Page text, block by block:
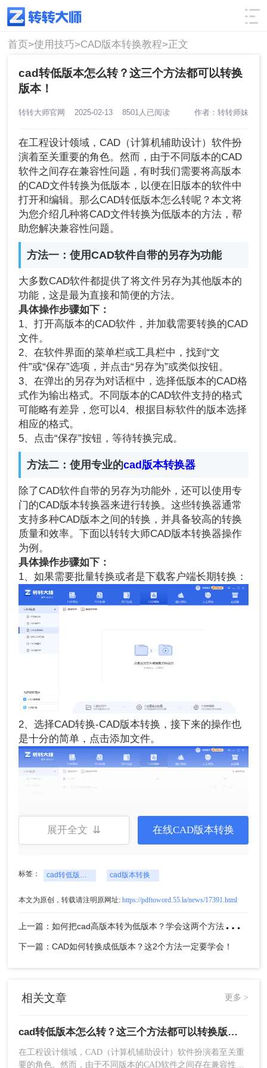
使用技巧 筛选
首页>使用技巧>CAD版本转换教程>正文
cad转低版本怎么转？这三个方法都可以转换
版本！
转转大师官网 2025-02-13 8501人已阅读 作者：转转师妹
在工程设计领域，CAD（计算机辅助设计）软件扮
演着至关重要的角色。然而，由于不同版本的CAD
软件之间存在兼容性问题，有时我们需要将高版本
的CAD文件转换为低版本，以便在旧版本的软件中
打开和编辑。那么CAD转低版本怎么转呢？本文将
为您介绍几种将CAD文件转换为低版本的方法，帮
助您解决兼容性问题。
方法一：使用CAD软件自带的另存为功能
大多数CAD软件都提供了将文件另存为其他版本的
功能，这是最为直接和简便的方法。
具体操作步骤如下：
1、打开高版本的CAD软件，并加载需要转换的CAD
文件。
2、在软件界面的菜单栏或工具栏中，找到“文
件”或“保存”选项，并点击“另存为”或类似按钮。
3、在弹出的另存为对话框中，选择低版本的CAD格
式作为输出格式。不同版本的CAD软件支持的格式
可能略有差异，您可以4、根据目标软件的版本选择
相应的格式。
5、点击“保存”按钮，等待转换完成。
方法二：使用专业的cad版本转换器
除了CAD软件自带的另存为功能外，还可以使用专
门的CAD版本转换器来进行转换。这些转换器通常
支持多种CAD版本之间的转换，并具备较高的转换
质量和效率。下面以转转大师CAD版本转换器操作
为例。
具体操作步骤如下：
1、如果需要批量转换或者是下载客户端长期转换：
2、选择CAD转换-CAD版本转换，接下来的操作也
是十分的简单，点击添加文件。
开始转换。
4、转换完成，点击打开文件夹即可查看。
展开全文 ⇊ 在线CAD版本转换
标签： cad转低版本怎么转 cad版本转换
本文为原创，转载请注明原网址: https://pdftoword.55.la/news/17391.html
上
一篇：如何把cad高版本转为低版本？学会这两个方法就够了！
下一篇：CAD如何转换成低版本？这2个方法一定要学会！
相关文章 更多 >
cad转低版本怎么转？这三个方法都可以转换版本！
在工程设计领域，CAD（计算机辅助设计）软件扮演着至关重
要的角色。然而，由于不同版本的CAD软件之间存在兼容性问